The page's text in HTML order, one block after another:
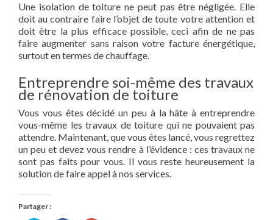
Une isolation de toiture ne peut pas être négligée. Elle
doit au contraire faire l’objet de toute votre attention et
doit être la plus efficace possible, ceci afin de ne pas
faire augmenter sans raison votre facture énergétique,
surtout en termes de chauffage.
Entreprendre soi-même des travaux
de rénovation de toiture
Vous vous êtes décidé un peu à la hâte à entreprendre
vous-même les travaux de toiture qui ne pouvaient pas
attendre. Maintenant, que vous êtes lancé, vous regrettez
un peu et devez vous rendre à l’évidence : ces travaux ne
sont pas faits pour vous. Il vous reste heureusement la
solution de faire appel à nos services.
Partager :